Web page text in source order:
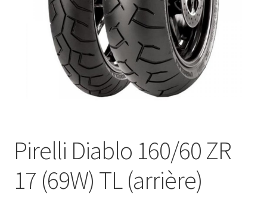
Pirelli Diablo 160/60 ZR
17 (69W) TL (arrière)